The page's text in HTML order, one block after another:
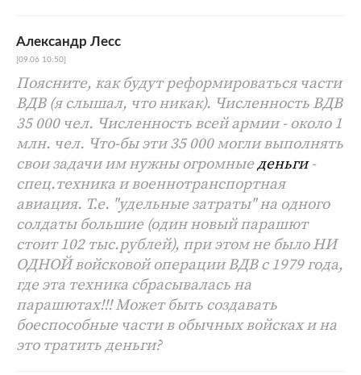
Александр Лесс
[09.06 10:50]
Поясните, как будут реформироваться части
ВДВ (я слышал, что никак). Численность ВДВ
35 000 чел. Численность всей армии - около 1
млн. чел. Что-бы эти 35 000 могли выполнять
свои задачи им нужны огромныеденьги-
спец.техника и военнотранспортная
авиация. Т.е. "удельные затраты" на одного
солдаты большие (один новый парашют
стоит 102 тыс.рублей), при этом не было НИ
ОДНОЙ войсковой операции ВДВ с 1979 года,
где эта техника сбрасывалась на
парашютах!!! Может быть создавать
боеспособные части в обычных войсках и на
это тратить деньги?